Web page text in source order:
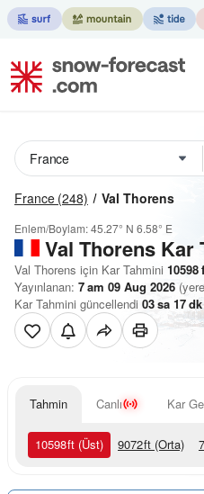
France (248) Val Thorens
Enlem/Boylam:45.27° N 6.58° E
Val Thorens Kar
Val Thorens için Kar Tahmini 10598
Yayınlanan: 7 am 09 Aug 2026
Kar Tahmini güncellendi 03sa 17dk
Tahmin Canlı Kar
10598ft (Üst) 9072ft (Orta)